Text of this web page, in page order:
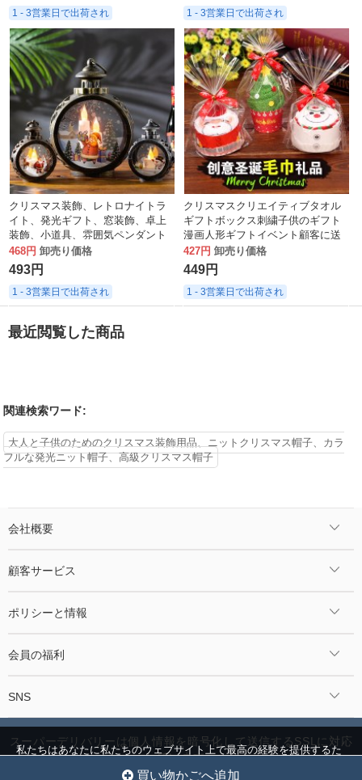
1 - 3営業日で出荷され 1 - 3営業日で出荷され
クリスマス装飾、レトロナイトラ
イト、発光ギフト、窓装飾、卓上
装飾、小道具、雰囲気ペンダント
468円 卸売り価格
493円
1 - 3営業日で出荷され
クリスマスクリエイティブタオル
ギフトボックス刺繍子供のギフト
漫画人形ギフトイベント顧客に送
信プロモーション特典
427円 卸売り価格
449円
1 - 3営業日で出荷され
最近閲覧した商品
関連検索ワード:
大人と子供のためのクリスマス装飾用品、ニットクリスマス帽子、カラ
フルな発光ニット帽子、高級クリスマス帽子
買い物かごへ追加
会社概要
顧客サービス
ポリシーと情報
会員の福利
SNS
スーパーデリバリーは個人情報を暗号化して送信するSSLに対応
しています。
©2024 Jcnmall.com All Rights Reserved.
私たちはあなたに私たちのウェブサイト上で最高の経験を提供するた
クッキー設定